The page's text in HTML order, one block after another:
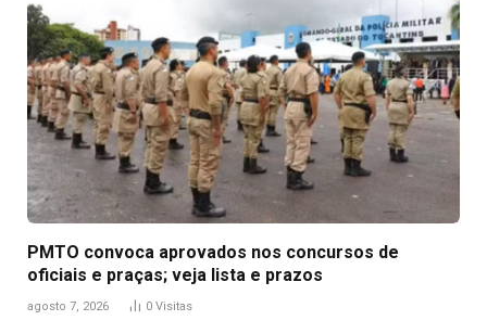
PMTO convoca aprovados nos concursos de
oficiais e praças; veja lista e prazos
agosto 7, 2026 0 Visitas